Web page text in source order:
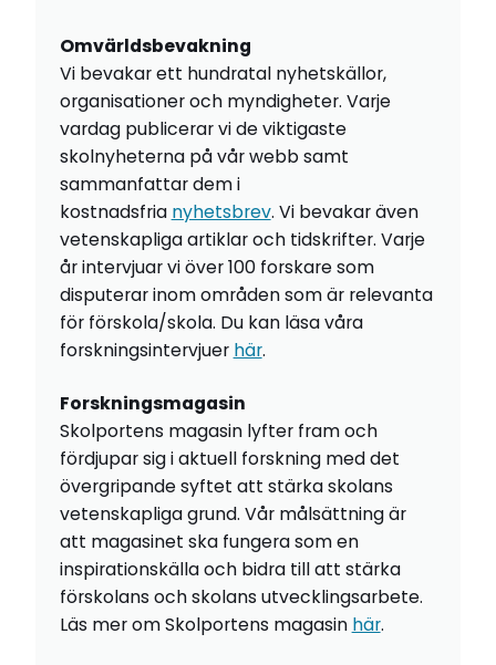
Omvärldsbevakning
Vi bevakar ett hundratal nyhetskällor,
organisationer och myndigheter. Varje
vardag publicerar vi de viktigaste
skolnyheterna på vår webb samt
sammanfattar dem i
kostnadsfria nyhetsbrev. Vi bevakar även
vetenskapliga artiklar och tidskrifter. Varje
år intervjuar vi över 100 forskare som
disputerar inom områden som är relevanta
för förskola/skola. Du kan läsa våra
forskningsintervjuer här.
Forskningsmagasin
Skolportens magasin lyfter fram och
fördjupar sig i aktuell forskning med det
övergripande syftet att stärka skolans
vetenskapliga grund. Vår målsättning är
att magasinet ska fungera som en
inspirationskälla och bidra till att stärka
förskolans och skolans utvecklingsarbete.
Läs mer om Skolportens magasin här.